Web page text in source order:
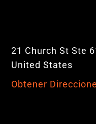
21 Church St Ste
United States
Obtener